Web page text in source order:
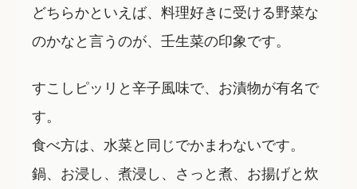
どちらかといえば、料理好きに受ける野菜な
のかなと言うのが、壬生菜の印象です。
すこしピッリと辛子風味で、お漬物が有名で
す。
食べ方は、水菜と同じでかまわないです。
鍋、お浸し、煮浸し、さっと煮、お揚げと炊